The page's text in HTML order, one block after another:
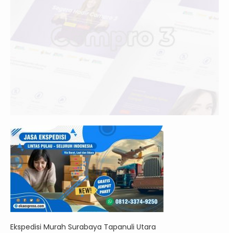
Ekspedisi Murah Surabaya Tapanuli Utara